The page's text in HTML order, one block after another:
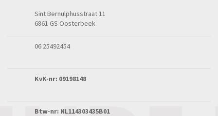
Sint Bernulphusstraat 11
6861 GS Oosterbeek
06 25492454
KvK-nr: 09198148
Btw-nr: NL114303435B01